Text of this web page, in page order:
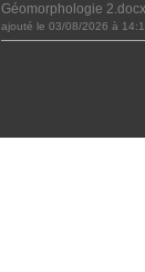
Géomorphologie 2.docx
ajouté le 03/08/2026 à